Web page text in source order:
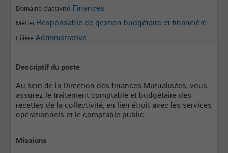
Domaine d'activité Finances
Métier Responsable de gestion budgétaire et financière
Filière Administrative
Descriptif du poste
Au sein de la Direction des finances Mutualisées, vous
assurez le traitement comptable et budgétaire des
recettes de la collectivité, en lien étroit avec les services
opérationnels et le comptable public.
Missions